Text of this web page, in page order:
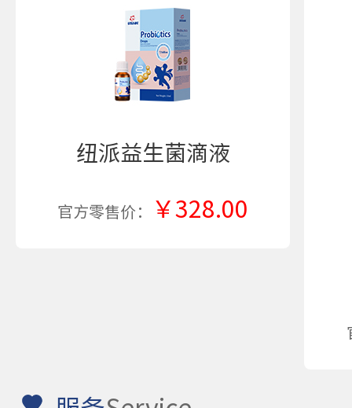
纽派益生菌滴液
官方零售价： ￥328.00